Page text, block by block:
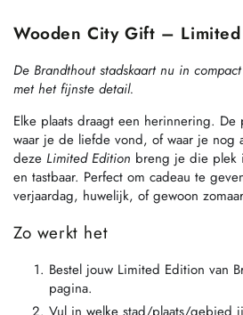
Wooden City Gift –
De Brandthout stadskaart nu in
met het fijnste detail.
Elke plaats draagt een herinnering.
waar je de liefde vond, of waar je nog
deze Limited Edition breng je die plek
en tastbaar. Perfect om cadeau te
verjaardag, huwelijk, of gewoon
Zo werkt het
Bestel jouw Limited Edition van
pagina.